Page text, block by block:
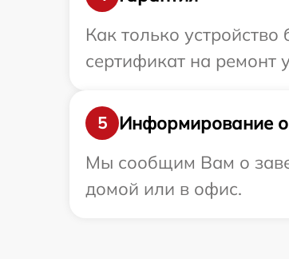
Как только
сертификат на ремонт
5
Информирование о
Мы сообщим Вам о
домой или в офис.